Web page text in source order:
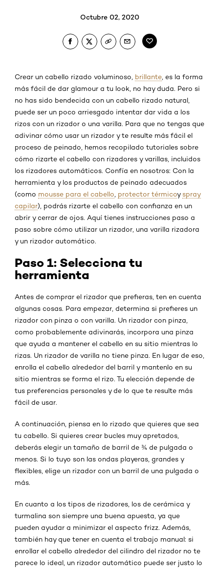
Octubre 02, 2020
Crear un cabello rizado voluminoso, brillante , es la forma
más fácil de dar glamour a tu look, no hay duda. Pero si
no has sido bendecida con un cabello rizado natural,
puede ser un poco arriesgado intentar dar vida a los
rizos con un rizador o una varilla. Para que no tengas que
adivinar cómo usar un rizador y te resulte más fácil el
proceso de peinado, hemos recopilado tutoriales sobre
cómo rizarte el cabello con rizadores y varillas, incluidos
los rizadores automáticos. Confía en nosotros: Con la
herramienta y los productos de peinado adecuados
(como mousse para el cabello protector térmicoy spray
capilar), podrás rizarte el cabello con confianza en un
abrir y cerrar de ojos. Aquí tienes instrucciones paso a
paso sobre cómo utilizar un rizador, una varilla rizadora
y un rizador automático.
Paso 1: Selecciona tu
herramienta
Antes de comprar el rizador que prefieras, ten en cuenta
algunas cosas. Para empezar, determina si prefieres un
rizador con pinza o con varilla. Un rizador con pinza,
como probablemente adivinarás, incorpora una pinza
que ayuda a mantener el cabello en su sitio mientras lo
rizas. Un rizador de varilla no tiene pinza. En lugar de eso,
enrolla el cabello alrededor del barril y mantenlo en su
sitio mientras se forma el rizo. Tu elección depende de
tus preferencias personales y de lo que te resulte más
fácil de usar.
A continuación, piensa en lo rizado que quieres que sea
tu cabello. Si quieres crear bucles muy apretados,
deberás elegir un tamaño de barril de ¾ de pulgada o
menos. Si lo tuyo son las ondas playeras, grandes y
flexibles, elige un rizador con un barril de una pulgada o
más.
En cuanto a los tipos de rizadores, los de cerámica y
turmalina son siempre una buena apuesta, ya que
pueden ayudar a minimizar el aspecto frizz. Además,
también hay que tener en cuenta el trabajo manual: si
enrollar el cabello alrededor del cilindro del rizador no te
parece lo ideal, un rizador automático puede ser justo lo